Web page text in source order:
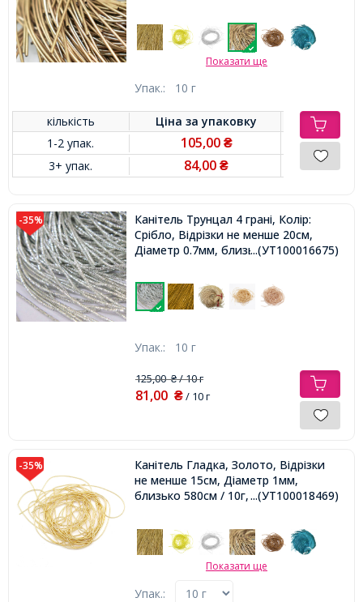
Показати ще
Упак.: 10 г
кількість Ціна заупаковку
1-2 упак.
105,00 ₴
3+ упак. 84,00₴
-35%
Канітель Трунцал 4 грані, Колір:
Срібло, Відрізки не менше 20см,
Діаметр 0.7мм, близько 580см / 10г,
...(УТ100016675)
Упак.: 10 г
125,00₴/ 10 г
81,00 ₴/ 10 г
-35%
Канітель Гладка, Золото, Відрізки
не менше 15см, Діаметр 1мм,
близько 580см / 10г,...(УТ100018469)
Показати ще
Упак.: